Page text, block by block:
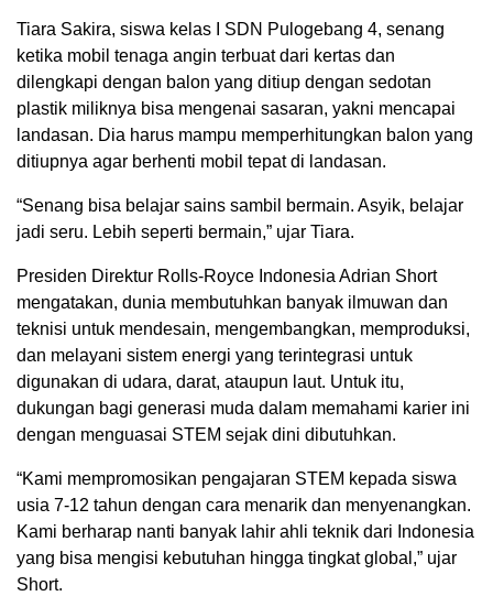
Tiara Sakira, siswa kelas I SDN Pulogebang 4, senang
ketika mobil tenaga angin terbuat dari kertas dan
dilengkapi dengan balon yang ditiup dengan sedotan
plastik miliknya bisa mengenai sasaran, yakni mencapai
landasan. Dia harus mampu memperhitungkan balon yang
ditiupnya agar berhenti mobil tepat di landasan.
“Senang bisa belajar sains sambil bermain. Asyik, belajar
jadi seru. Lebih seperti bermain,” ujar Tiara.
Presiden Direktur Rolls-Royce Indonesia Adrian Short
mengatakan, dunia membutuhkan banyak ilmuwan dan
teknisi untuk mendesain, mengembangkan, memproduksi,
dan melayani sistem energi yang terintegrasi untuk
digunakan di udara, darat, ataupun laut. Untuk itu,
dukungan bagi generasi muda dalam memahami karier ini
dengan menguasai STEM sejak dini dibutuhkan.
“Kami mempromosikan pengajaran STEM kepada siswa
usia 7-12 tahun dengan cara menarik dan menyenangkan.
Kami berharap nanti banyak lahir ahli teknik dari Indonesia
yang bisa mengisi kebutuhan hingga tingkat global,” ujar
Short.